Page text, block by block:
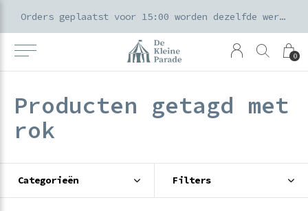
0
Orders geplaatst voor 15:00 worden dezelfde werkdag verzonden
Producten getagd met
rok
Categorieën Filters